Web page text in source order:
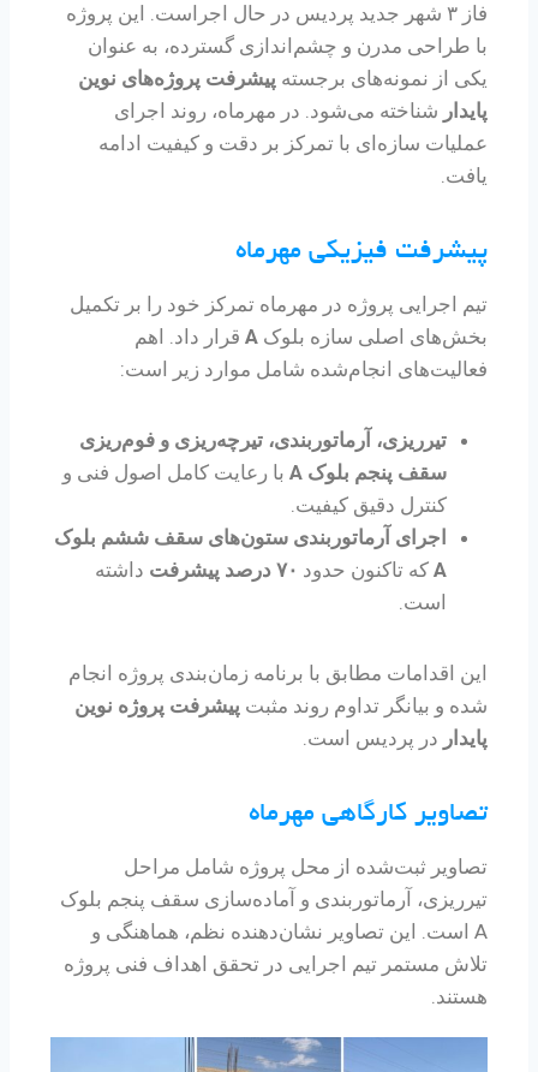
فاز ۳ شهر جدید پردیس در حال اجراست. این پروژه
با طراحی مدرن و چشم‌اندازی گسترده، به عنوان
یکی از نمونه‌های برجسته پیشرفت پروژه‌های نوین
پایدار شناخته می‌شود. در مهرماه، روند اجرای
عملیات سازه‌ای با تمرکز بر دقت و کیفیت ادامه
یافت.
پیشرفت فیزیکی مهرماه
تیم اجرایی پروژه در مهرماه تمرکز خود را بر تکمیل
بخش‌های اصلی سازه بلوک A قرار داد. اهم
فعالیت‌های انجام‌شده شامل موارد زیر است:
تیرریزی، آرماتوربندی، تیرچه‌ریزی و فوم‌ریزی
سقف پنجم بلوک A
با رعایت کامل اصول فنی و
کنترل دقیق کیفیت.
اجرای آرماتوربندی ستون‌های سقف ششم بلوک
A که تاکنون حدود ۷۰ درصد پیشرفت
داشته
است.
این اقدامات مطابق با برنامه زمان‌بندی پروژه انجام
شده و بیانگر تداوم روند مثبت پیشرفت پروژه نوین
پایدار در پردیس است.
تصاویر کارگاهی مهرماه
تصاویر ثبت‌شده از محل پروژه شامل مراحل
تیرریزی، آرماتوربندی و آماده‌سازی سقف پنجم بلوک
A است. این تصاویر نشان‌دهنده نظم، هماهنگی و
تلاش مستمر تیم اجرایی در تحقق اهداف فنی پروژه
هستند.